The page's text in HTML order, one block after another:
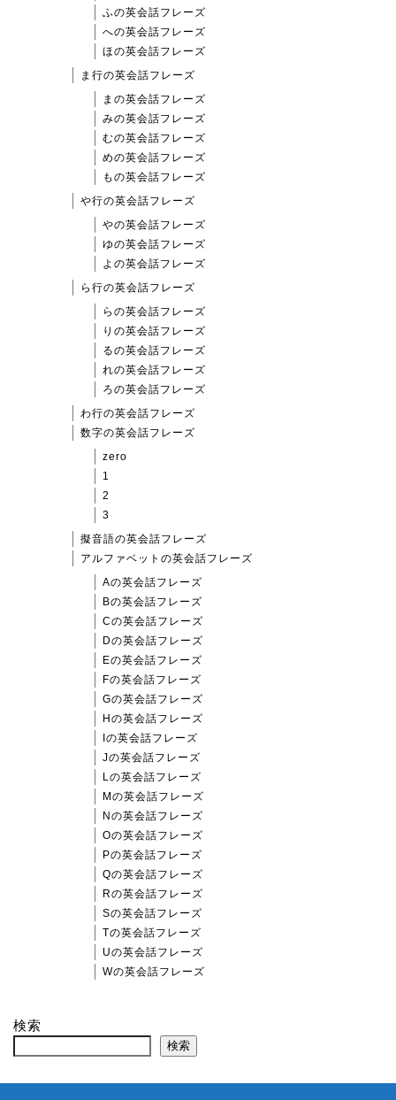
ふの英会話フレーズ
への英会話フレーズ
ほの英会話フレーズ
ま行の英会話フレーズ
まの英会話フレーズ
みの英会話フレーズ
むの英会話フレーズ
めの英会話フレーズ
もの英会話フレーズ
や行の英会話フレーズ
やの英会話フレーズ
ゆの英会話フレーズ
よの英会話フレーズ
ら行の英会話フレーズ
らの英会話フレーズ
りの英会話フレーズ
るの英会話フレーズ
れの英会話フレーズ
ろの英会話フレーズ
わ行の英会話フレーズ
数字の英会話フレーズ
zero
1
2
3
擬音語の英会話フレーズ
アルファベットの英会話フレーズ
Aの英会話フレーズ
Bの英会話フレーズ
Cの英会話フレーズ
Dの英会話フレーズ
Eの英会話フレーズ
Fの英会話フレーズ
Gの英会話フレーズ
Hの英会話フレーズ
Iの英会話フレーズ
Jの英会話フレーズ
Lの英会話フレーズ
Mの英会話フレーズ
Nの英会話フレーズ
Oの英会話フレーズ
Pの英会話フレーズ
Qの英会話フレーズ
Rの英会話フレーズ
Sの英会話フレーズ
Tの英会話フレーズ
Uの英会話フレーズ
Wの英会話フレーズ
検索
検索